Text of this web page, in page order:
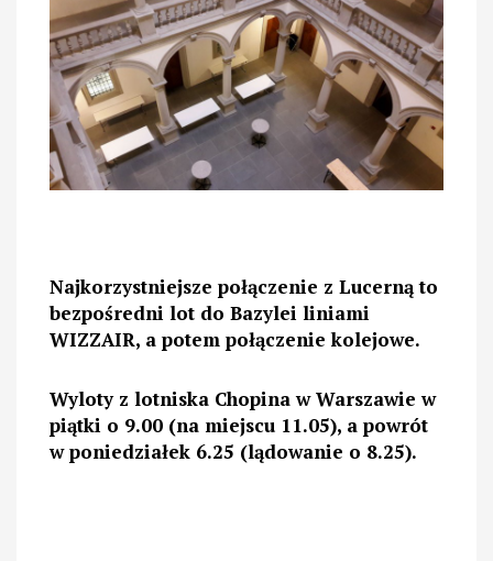
Najkorzystniejsze połączenie z Lucerną to
bezpośredni lot do Bazylei liniami
WIZZAIR, a potem połączenie kolejowe.
Wyloty z lotniska Chopina w Warszawie w
piątki o 9.00 (na miejscu 11.05), a powrót
w poniedziałek 6.25 (lądowanie o 8.25).